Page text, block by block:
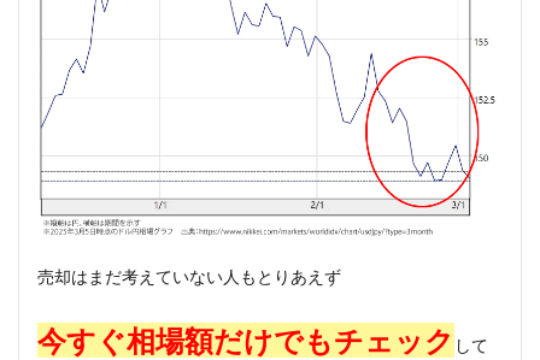
売却はまだ考えていない人もとりあえず
今すぐ相場額だけでもチェック して